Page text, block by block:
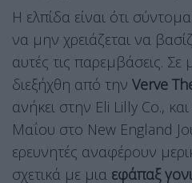
Η ελπίδα είναι ότι
να μην χρειάζεται να
αυτές τις παρεμβάσεις. Σε
διεξήχθη από την Verve
ανήκει στην Eli Lilly Co.,
Μαΐου στο New England
ερευνητές αναφέρουν
σχετικά με μια εφάπαξ